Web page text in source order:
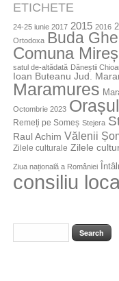
ETICHETE
24-25 iunie 2017 2015 2016
Ortodoxa
Buda
Comuna
satul de-altădată Dăneștii
Ioan Buteanu Jud.
Maramures
Octombrie 2023
Remeți pe Someș Stejera
Raul Achim Vălenii
Zilele culturale Zilele
Ziua națională a României
consiliu